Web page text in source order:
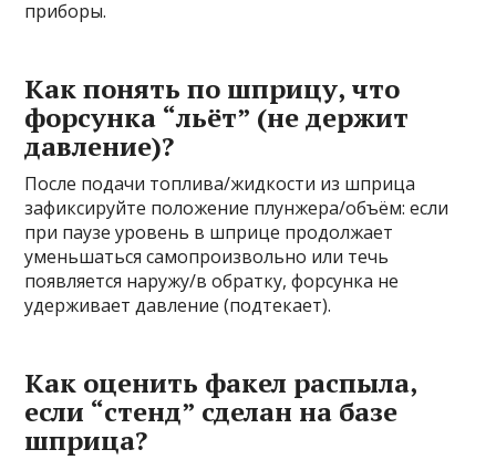
приборы.
Как понять по шприцу, что
форсунка “льёт” (не держит
давление)?
После подачи топлива/жидкости из шприца
зафиксируйте положение плунжера/объём: если
при паузе уровень в шприце продолжает
уменьшаться самопроизвольно или течь
появляется наружу/в обратку, форсунка не
удерживает давление (подтекает).
Как оценить факел распыла,
если “стенд” сделан на базе
шприца?